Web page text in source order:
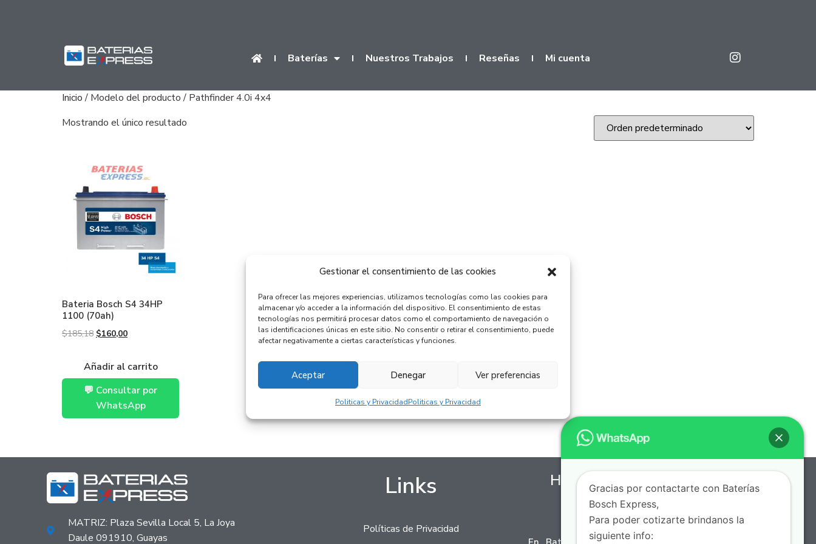
Gestionar el consentimiento de las cookies
Para ofrecer las mejores experiencias, utilizamos tecnologías como las cookies para
almacenar y/o acceder a la información del dispositivo. El consentimiento de estas
tecnologías nos permitirá procesar datos como el comportamiento de navegación o
las identificaciones únicas en este sitio. No consentir o retirar el consentimiento, puede
afectar negativamente a ciertas características y funciones.
Aceptar Denegar Ver preferencias
Politicas y PrivacidadPoliticas y Privacidad
Baterías Nuestros Trabajos Reseñas Mi cuenta
Inicio/ Modelo del producto / Pathfinder 4.0i 4x4
Mostrando el único resultado
Bateria Bosch S4 34HP
1100 (70ah)
$185,18 $160,00
Añadir al carrito
💬 Consultar por
WhatsApp
MATRIZ: Plaza Sevilla Local 5, La Joya
Daule 091910, Guayas
Links
Políticas de Privacidad
Horario de Servicio a Domicilio
7 AM - 10 PM, Lunes a Domingo
Gracias por contactarte con Baterías
Bosch Express,
Para poder cotizarte brindanos la
siguiente info: